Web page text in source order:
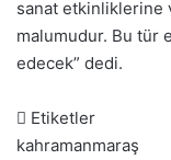
sanat etkinliklerine
malumudur. Bu tür
edecek” dedi.
Etiketler
kahramanmaraş